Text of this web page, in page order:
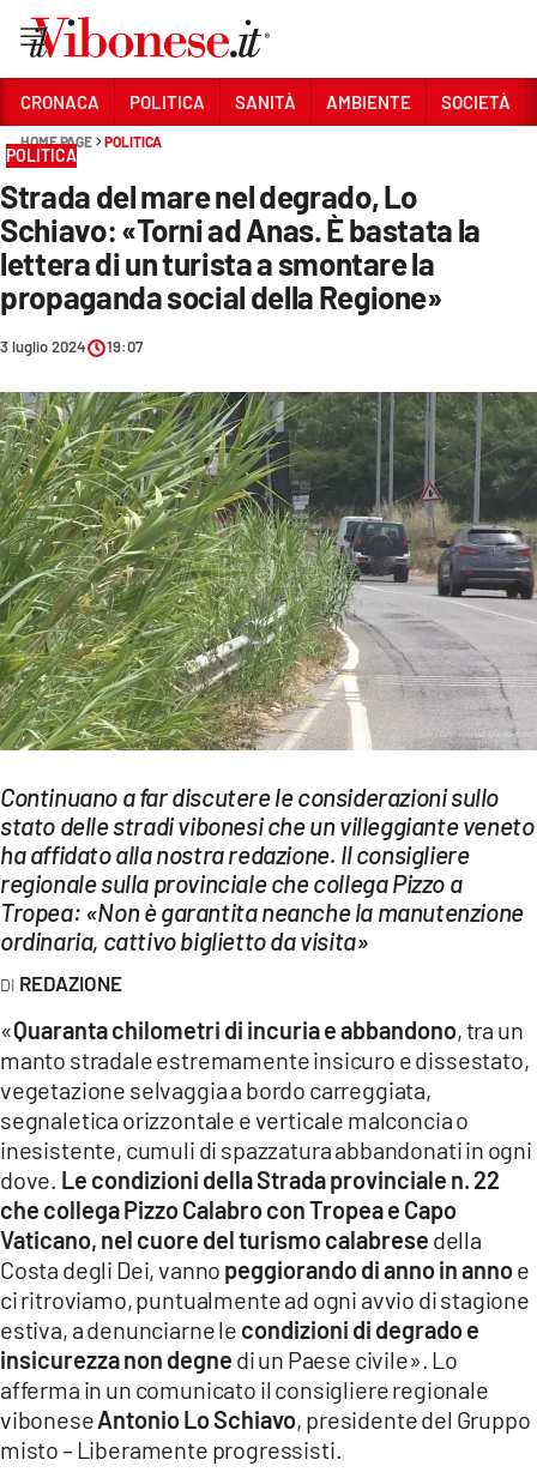
Sezioni
CRONACA
POLITICA
SANITÀ
AMBIENTE
SOCIETÀ
CULTURA
ECONOMIA E LAVORO
EVENTI
SPORT
Streaming
LAC TV
LAC ONAIR
LaC
Network
LACPLAY.IT
LACONAIR.IT
LACITYMAG.IT
ILREGGINO.IT
COSENZACHANNEL.IT
ILVIBONESE.IT
CATANZAROCHANNEL.IT
LACAPITALENEWS.IT
App
CRONACA POLITICA SANITÀ AMBIENTE SOCIETÀ
HOME PAGE POLITICA
POLITICA
Strada del mare nel degrado, Lo
Schiavo: «Torni ad Anas. È bastata la
lettera di un turista a smontare la
propaganda social della Regione»
3 luglio 2024 19:07
Continuano a far discutere le considerazioni sullo
stato delle stradi vibonesi che un villeggiante veneto
ha affidato alla nostra redazione. Il consigliere
regionale sulla provinciale che collega Pizzo a
Tropea: «Non è garantita neanche la manutenzione
ordinaria, cattivo biglietto da visita»
REDAZIONE
«Quaranta chilometri di incuria e abbandono, tra un
manto stradale estremamente insicuro e dissestato,
vegetazione selvaggia a bordo carreggiata,
segnaletica orizzontale e verticale malconcia o
inesistente, cumuli di spazzatura abbandonati in ogni
dove. Le condizioni della Strada provinciale n. 22
che collega Pizzo Calabro con Tropea e Capo
Vaticano, nel cuore del turismo calabrese della
Costa degli Dei, vanno peggiorando di anno in annoe
ci ritroviamo, puntualmente ad ogni avvio di stagione
estiva, a denunciarne le condizioni di degrado e
insicurezza non degne di un Paese civile». Lo
afferma in un comunicato il consigliere regionale
viboneseAntonio Lo Schiavo, presidente del Gruppo
misto – Liberamente progressisti.